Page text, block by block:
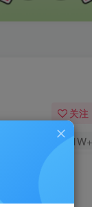
关注
1W+